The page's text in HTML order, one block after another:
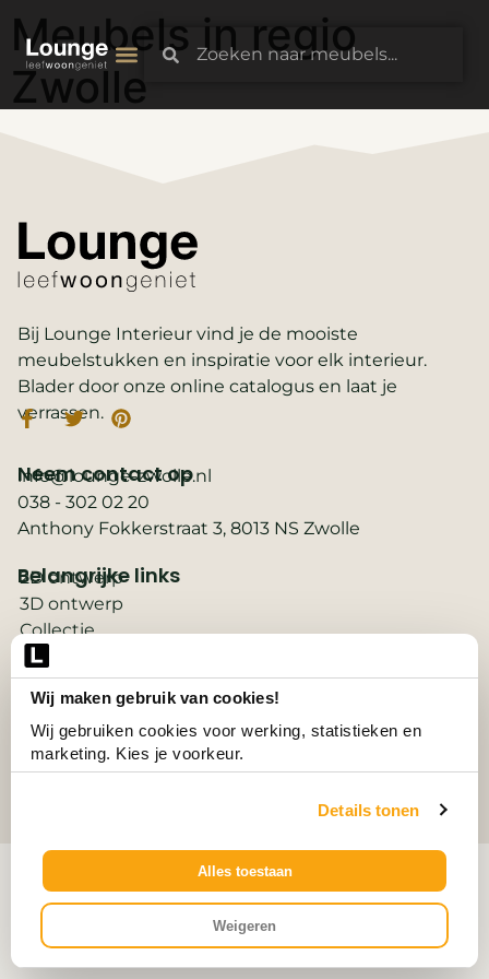
Wij maken gebruik van cookies!
Wij gebruiken cookies voor werking, statistieken en
marketing. Kies je voorkeur.
Details tonen
Alles toestaan
Weigeren
Meubels in regio
Zwolle
Bij Lounge Interieur vind je de mooiste
meubelstukken en inspiratie voor elk interieur.
Blader door onze online catalogus en laat je
verrassen.
Belangrijke links
2D ontwerp
3D ontwerp
Collectie
Contact
Vacatures
Wooninspiratie
3D-configurator
Neem contact op
info@lounge-zwolle.nl
038 - 302 02 20
Anthony Fokkerstraat 3, 8013 NS Zwolle